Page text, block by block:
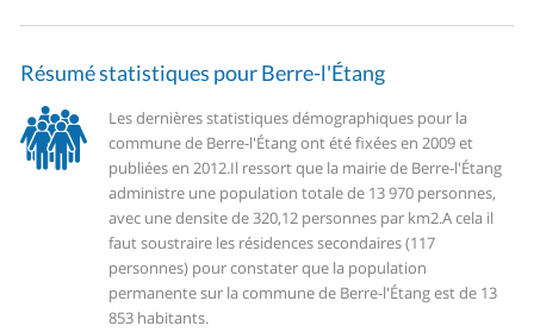
Résumé statistiques pour Berre-l'Étang
Les dernières statistiques démographiques pour la
commune de Berre-l'Étang ont été fixées en 2009 et
publiées en 2012.Il ressort que la mairie de Berre-l'Étang
administre une population totale de 13 970 personnes,
avec une densite de 320,12 personnes par km2.A cela il
faut soustraire les résidences secondaires (117
personnes) pour constater que la population
permanente sur la commune de Berre-l'Étang est de 13
853 habitants.